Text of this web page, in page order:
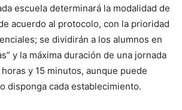
escuela determinará la modalidad de
acuerdo al protocolo, con la prioridad
se dividirán a los alumnos en
y la máxima duración de una jornada
y 15 minutos, aunque puede
disponga cada establecimiento.